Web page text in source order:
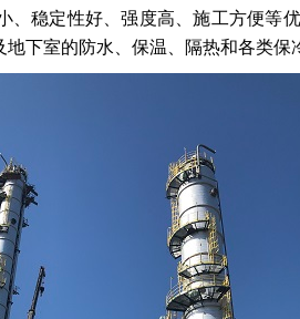
稳定性好、强度高、施工方便等
下室的防水、保温、隔热和各类保